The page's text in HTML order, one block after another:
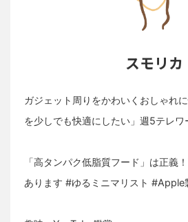
スモリカ
ガジェット周りをかわいくおしゃれ
を少しでも快適にしたい」週5テレワ
「高タンパク低脂質フード」は正義
あります #ゆるミニマリスト #Apple